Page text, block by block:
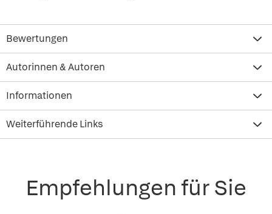
Bewertungen
Autorinnen & Autoren
Informationen
Weiterführende Links
Empfehlungen für Sie